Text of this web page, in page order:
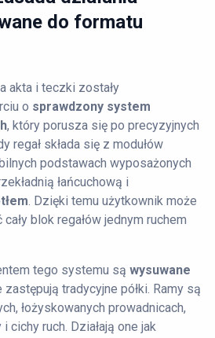
do formatu
akta i teczki zostały
o sprawdzony system
, który porusza się po precyzyjnych
regał składa się z modułów
podstawach wyposażonych
łańcuchową i
. Dzięki temu użytkownik może
blok regałów jednym ruchem
tego systemu są wysuwane
zastępują tradycyjne półki. Ramy są
łożyskowanych prowadnicach,
cichy ruch. Działają one jak